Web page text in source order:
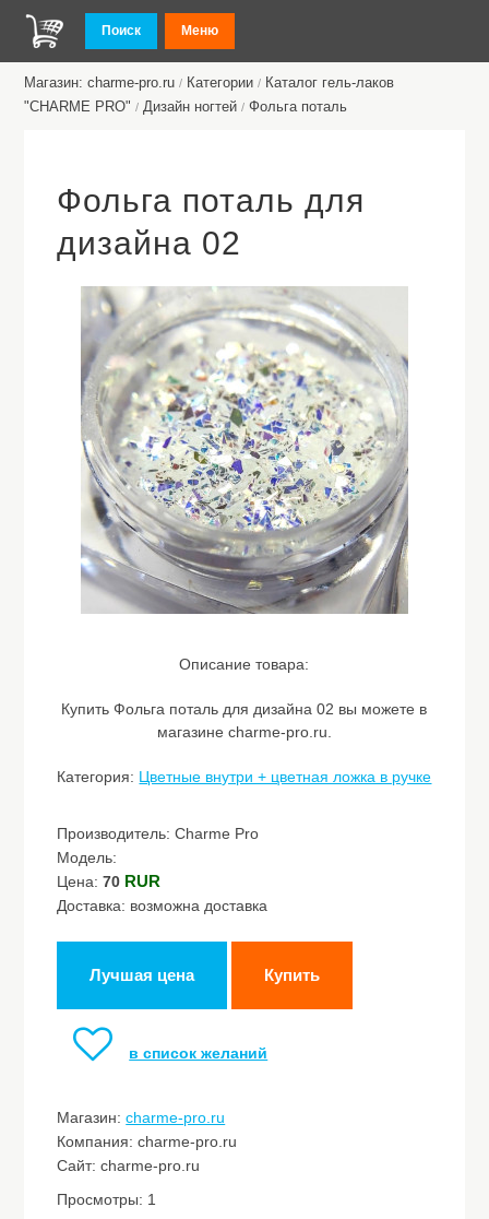
Поиск Меню
Магазин: charme-pro.ru / Категории / Каталог гель-лаков
"CHARME PRO" / Дизайн ногтей / Фольга поталь
Фольга поталь для
дизайна 02
Описание товара:
Купить Фольга поталь для дизайна 02 вы можете в
магазине charme-pro.ru.
Категория: Цветные внутри + цветная ложка в ручке
Производитель: Charme Pro
Модель:
Цена:70 RUR
Доставка: возможна доставка
Лучшая цена Купить
в список желаний
Магазин:charme-pro.ru
Компания: charme-pro.ru
Сайт: charme-pro.ru
Просмотры: 1